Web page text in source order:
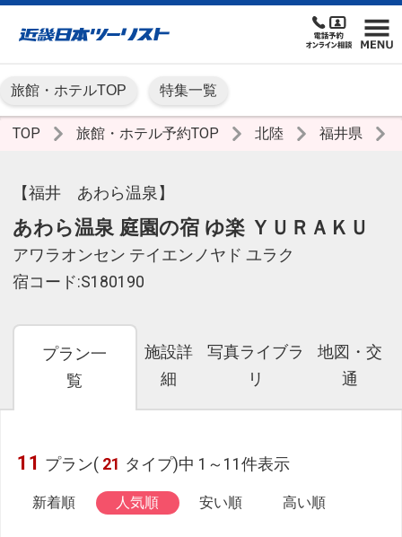
旅館・ホテルTOP 特集一覧
TOP 旅館・ホテル予約TOP 北陸 福井県
【福井 あわら温泉】
あわら温泉 庭園の宿 ゆ楽 ＹＵＲＡＫＵ
アワラオンセン テイエンノヤド ユラク
宿コード:S180190
プラン一
覧
施設詳
細
写真ライブラ
リ
地図・交
通
11 プラン( 21 タイプ)中 1～11件表示
新着順 人気順 安い順 高い順